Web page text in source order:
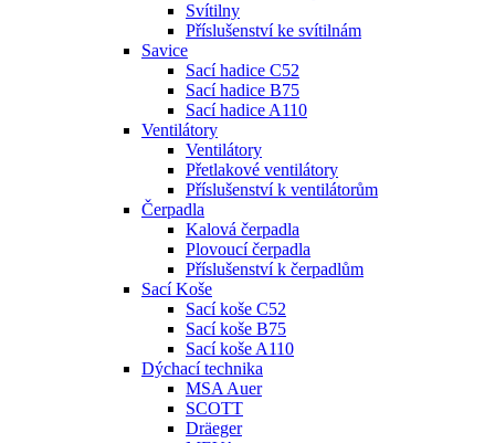
Svítilny
Příslušenství ke svítilnám
Savice
Sací hadice C52
Sací hadice B75
Sací hadice A110
Ventilátory
Ventilátory
Přetlakové ventilátory
Příslušenství k ventilátorům
Čerpadla
Kalová čerpadla
Plovoucí čerpadla
Příslušenství k čerpadlům
Sací Koše
Sací koše C52
Sací koše B75
Sací koše A110
Dýchací technika
MSA Auer
SCOTT
Dräeger